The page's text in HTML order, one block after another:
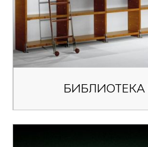
БИБЛИОТЕКА